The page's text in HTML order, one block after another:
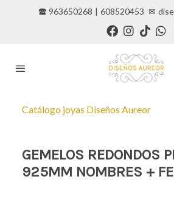
🕿 963650268 | 608520453 ✉
Catálogo joyas Diseños Aureor
GEMELOS REDONDOS
925MM NOMBRES +